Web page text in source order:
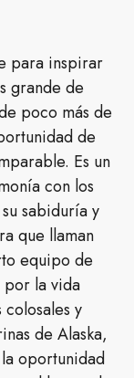
para inspirar
grande de
poco más de
de
Es un
con los
sabiduría y
que llaman
equipo de
la vida
y
de Alaska,
oportunidad